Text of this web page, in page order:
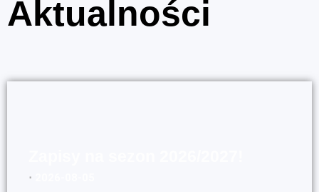
Aktualności
⋅